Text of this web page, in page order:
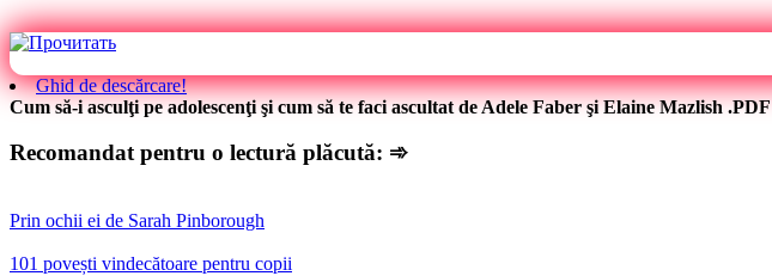
Ghid de descărcare!
Cum să-i asculţi pe adolescenţi şi cum să te faci ascultat de Adele Faber şi Elaine Mazlish .PDF
Recomandat pentru o lectură plăcută: ➾
Prin ochii ei de Sarah Pinborough
101 povești vindecătoare pentru copii